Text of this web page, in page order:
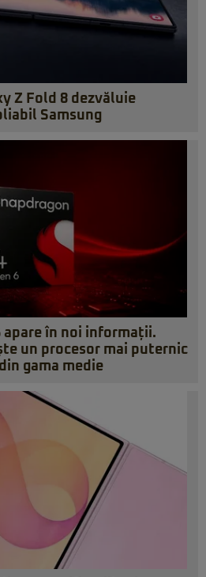
Z Fold 8 dezvăluie
Samsung
apare în noi informații.
un procesor mai puternic
gama medie